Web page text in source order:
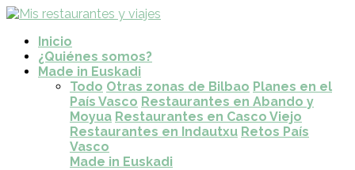
Inicio
¿Quiénes somos?
Made in Euskadi
Todo Otras zonas de Bilbao Planes en el
País Vasco Restaurantes en Abando y
Moyua Restaurantes en Casco Viejo
Restaurantes en Indautxu Retos País
Vasco
Made in Euskadi